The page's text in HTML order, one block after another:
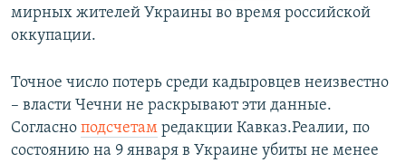
мирных жителей Украины во время российской
оккупации.
Точное число потерь среди кадыровцев неизвестно
– власти Чечни не раскрывают эти данные.
Согласно подсчетам редакции Кавказ.Реалии, по
состоянию на 9 января в Украине убиты не менее